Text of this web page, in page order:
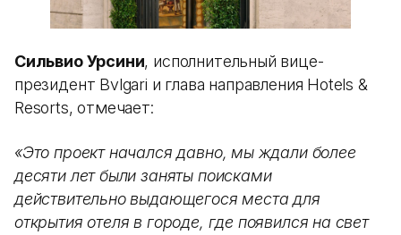
Сильвио Урсини, исполнительный вице-
президент Bvlgari и глава направления Hotels &
Resorts, отмечает:
«Это проект начался давно, мы ждали более
десяти лет были заняты поисками
действительно выдающегося места для
открытия отеля в городе, где появился на свет